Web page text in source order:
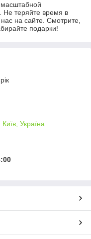
Не теряйте время в
на сайте. Смотрите,
подарки!
Україна